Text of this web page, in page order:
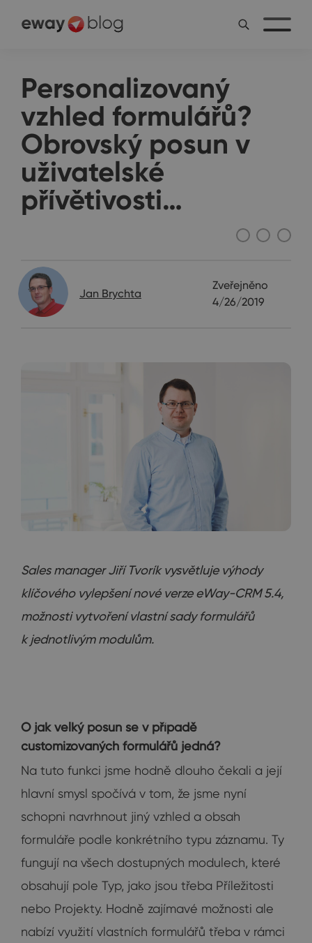
Personalizovaný
vzhled formulářů?
Obrovský posun v
uživatelské
přívětivosti…
Jan Brychta
Zveřejněno
4/26/2019
Sales manager Jiří Tvorík vysvětluje výhody
klíčového vylepšení nové verze eWay-CRM 5.4,
možnosti vytvoření vlastní sady formulářů
k jednotlivým modulům.
O jak velký posun se v případě
customizovaných formulářů jedná?
Na tuto funkci jsme hodně dlouho čekali a její
hlavní smysl spočívá v tom, že jsme nyní
schopni navrhnout jiný vzhled a obsah
formuláře podle konkrétního typu záznamu. Ty
fungují na všech dostupných modulech, které
obsahují pole Typ, jako jsou třeba Příležitosti
nebo Projekty. Hodně zajímavé možnosti ale
nabízí využití vlastních formulářů třeba v rámci